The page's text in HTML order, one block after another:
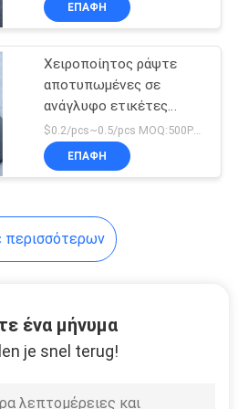
τσάντες
ΕΠΑΦΉ
Χειροποίητος ράψτε
αποτυπωμένες σε
ανάγλυφο ετικέτες
δέρματος CMYK στις
χρώμα
$0.2/pcs~0.5/pcs MOQ:500PCS
ΕΠΑΦΉ
περισσότερων
ένα μήνυμα
je snel terug!